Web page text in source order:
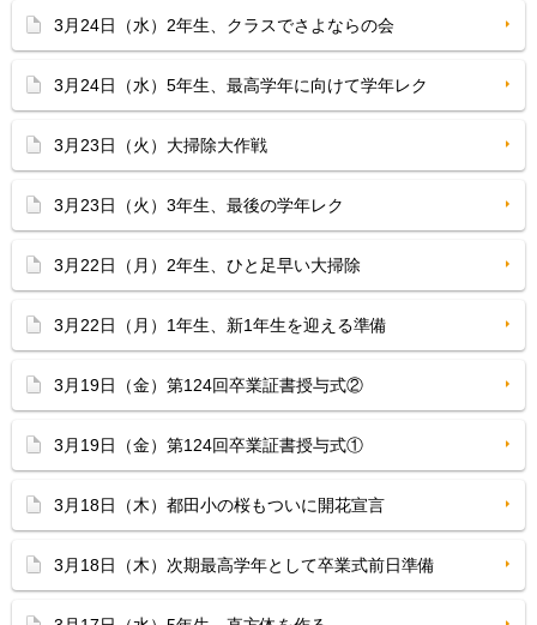
3月24日（水）2年生、クラスでさよならの会
3月24日（水）5年生、最高学年に向けて学年レク
3月23日（火）大掃除大作戦
3月23日（火）3年生、最後の学年レク
3月22日（月）2年生、ひと足早い大掃除
3月22日（月）1年生、新1年生を迎える準備
3月19日（金）第124回卒業証書授与式②
3月19日（金）第124回卒業証書授与式①
3月18日（木）都田小の桜もついに開花宣言
3月18日（木）次期最高学年として卒業式前日準備